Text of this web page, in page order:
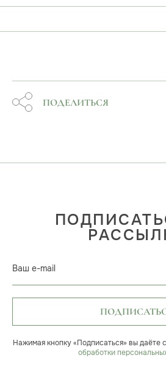
ПОДЕЛИТЬСЯ
Ваш e-mail
Нажимая кнопку «Подписаться» вы даёте
обработки